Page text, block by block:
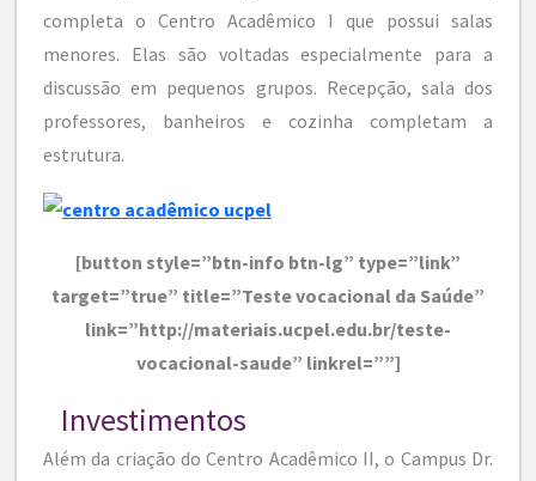
completa o Centro Acadêmico I que possui salas
menores. Elas são voltadas especialmente para a
discussão em pequenos grupos. Recepção, sala dos
professores, banheiros e cozinha completam a
estrutura.
[button style=”btn-info btn-lg” type=”link”
target=”true” title=”Teste vocacional da Saúde”
link=”http://materiais.ucpel.edu.br/teste-
vocacional-saude” linkrel=””]
Investimentos
Além da criação do Centro Acadêmico II, o Campus Dr.